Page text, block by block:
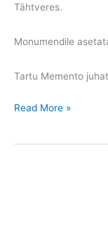
Tähtveres.
Monumendile
Tartu Memento
Kutse
Tartu
Read More »